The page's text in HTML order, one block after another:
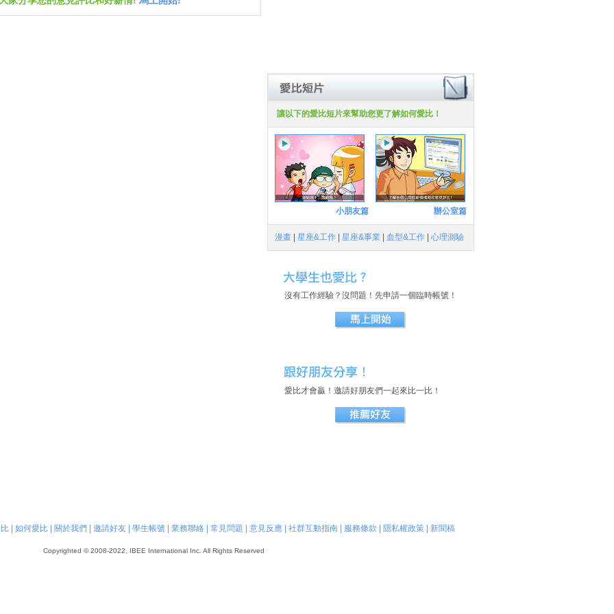
讓以下的愛比短片來幫助您更了解如何愛比！
小朋友篇 辦公室篇
漫畫 星座&工作 星座&事業 血型&工作 心理測驗
沒有工作經驗？沒問題！先申請一個臨時帳號！
愛比才會贏！邀請好朋友們一起來比一比！
| 如何愛比| 關於我們 邀請好友| 學生帳號| 業務聯絡| 常見問題 意見反應| 社群互動指南| 服務條款 隱私權政策| 新聞稿
Copyrighted © 2008-2022, IBEE International Inc. All Rights Reserved